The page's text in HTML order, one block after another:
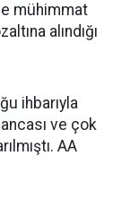
mühimmat
alındığı
ihbarıyla
ve çok
AA